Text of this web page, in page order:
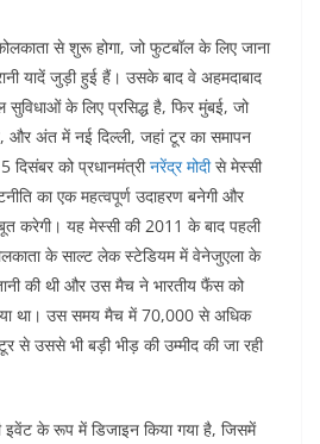
से शुरू होगा, जो फुटबॉल के लिए जाना
यादें जुड़ी हुई हैं। उसके बाद वे अहमदाबाद
के लिए प्रसिद्ध है, फिर मुंबई, जो
अंत में नई दिल्ली, जहां टूर का समापन
दिसंबर को प्रधानमंत्रीनरेंद्र मोदीसे मेस्सी
का एक महत्वपूर्ण उदाहरण बनेगी और
करेगी। यह मेस्सी की 2011 के बाद पहली
के साल्ट लेक स्टेडियम में वेनेजुएला के
की थी और उस मैच ने भारतीय फैंस को
था। उस समय मैच में 70,000 से अधिक
उससे भी बड़ी भीड़ की उम्मीद की जा रही
के रूप में डिजाइन किया गया है, जिसमें